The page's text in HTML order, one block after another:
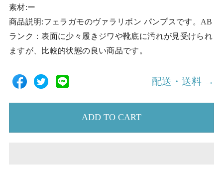
素材:ー
商品説明:フェラガモのヴァラリボン パンプスです。AB
ランク：表面に少々履きジワや靴底に汚れが見受けられ
ますが、比較的状態の良い商品です。
配送・送料 →
ADD TO CART